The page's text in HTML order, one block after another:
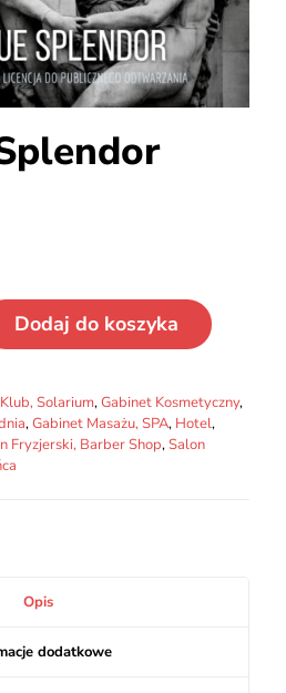
Dodaj do koszyka
Solarium,Gabinet Kosmetyczny,
,Gabinet Masażu, SPA, Hotel,
Fryzjerski, Barber Shop,Salon
Opis
dodatkowe